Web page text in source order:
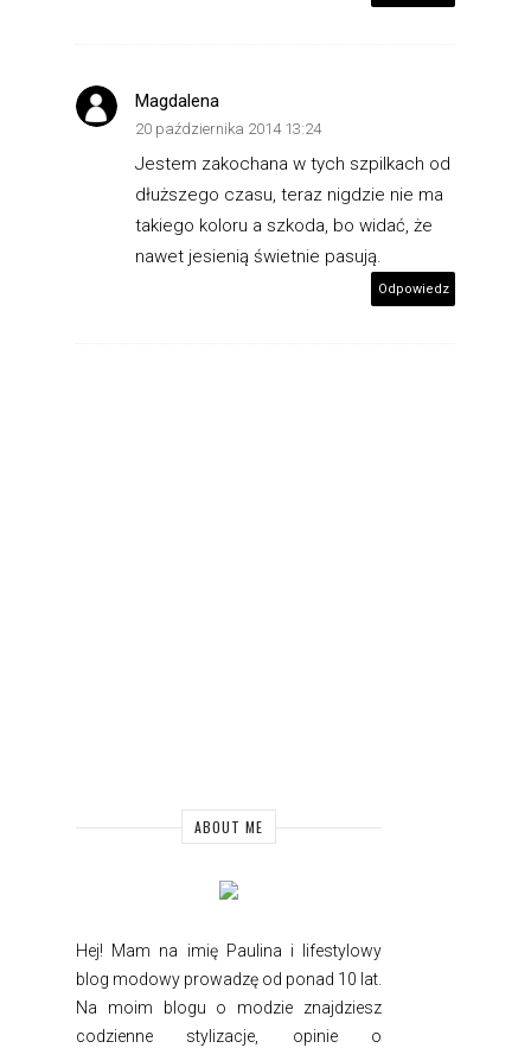
Magdalena
20 października 2014 13:24
Jestem zakochana w tych szpilkach od
dłuższego czasu, teraz nigdzie nie ma
takiego koloru a szkoda, bo widać, że
nawet jesienią świetnie pasują.
Odpowiedz
ABOUT ME
Hej! Mam na imię Paulina i
lifestylowy
blog modowy prowadzę od ponad 10 lat.
Na moim blogu o modzie znajdziesz
codzienne stylizacje, opinie o